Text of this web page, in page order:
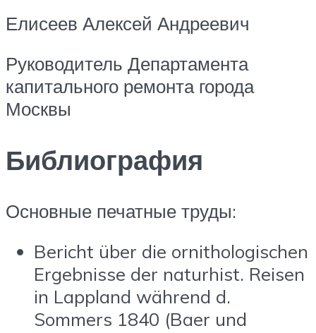
Елисеев Алексей Андреевич
Руководитель Департамента
капитального ремонта города
Москвы
Библиография
Основные печатные труды:
Bericht über die ornithologischen
Ergebnisse der naturhist. Reisen
in Lappland während d.
Sommers 1840 (Baer und